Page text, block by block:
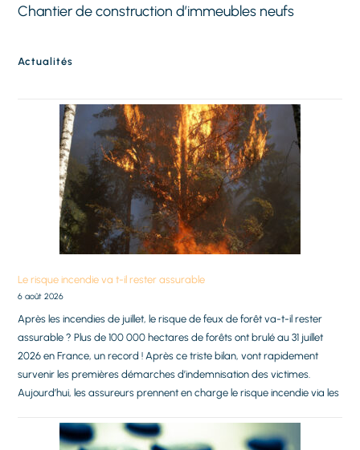
Chantier de construction d’immeubles neufs
Actualités
Le risque incendie va t-il rester assurable
6 août 2026
Après les incendies de juillet, le risque de feux de forêt va-t-il rester
assurable ? Plus de 100 000 hectares de forêts ont brulé au 31 juillet
2026 en France, un record ! Après ce triste bilan, vont rapidement
survenir les premières démarches d’indemnisation des victimes.
Aujourd’hui, les assureurs prennent en charge le risque incendie via les